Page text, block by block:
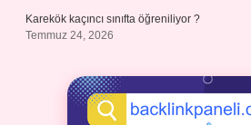
Karekök kaçıncı sınıfta öğreniliyor ?
Temmuz 24, 2026